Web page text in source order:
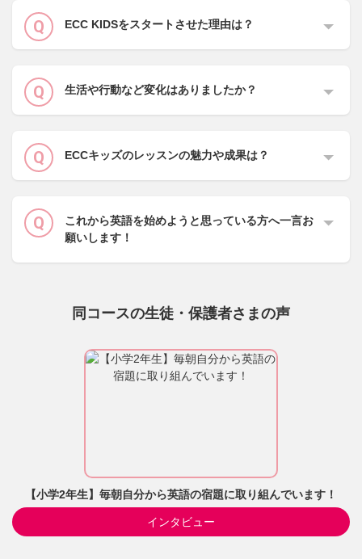
ECC KIDSをスタートさせた理由は？
生活や行動など変化はありましたか？
ECCキッズのレッスンの魅力や成果は？
これから英語を始めようと思っている方へ一言お
願いします！
同コースの生徒・保護者さまの声
【小学2年生】毎朝自分から英語の宿題に取り組んでいます！
インタビュー